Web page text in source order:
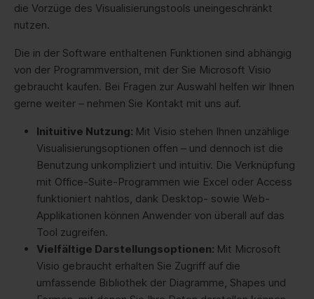
die Vorzüge des Visualisierungstools uneingeschränkt
nutzen.
Die in der Software enthaltenen Funktionen sind abhängig
von der Programmversion, mit der Sie Microsoft Visio
gebraucht kaufen. Bei Fragen zur Auswahl helfen wir Ihnen
gerne weiter – nehmen Sie Kontakt mit uns auf.
Inituitive Nutzung: Mit Visio stehen Ihnen unzählige
Visualisierungsoptionen offen – und dennoch ist die
Benutzung unkompliziert und intuitiv. Die Verknüpfung
mit Office-Suite-Programmen wie Excel oder Access
funktioniert nahtlos, dank Desktop- sowie Web-
Applikationen können Anwender von überall auf das
Tool zugreifen.
Vielfältige Darstellungsoptionen: Mit Microsoft
Visio gebraucht erhalten Sie Zugriff auf die
umfassende Bibliothek der Diagramme, Shapes und